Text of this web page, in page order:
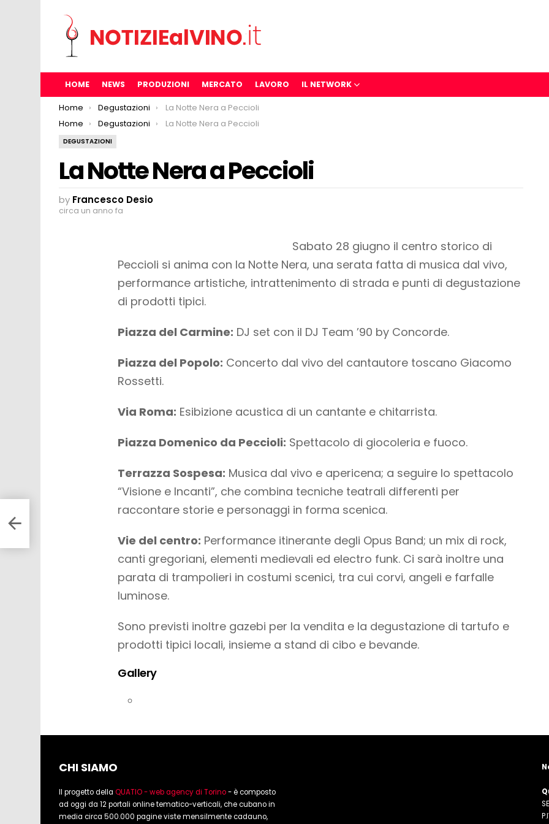
HOME NEWS PRODUZIONI MERCATO LAVORO IL NETWORK
You are here:
Home Degustazioni
La Notte Nera a Peccioli
You are here:
Home Degustazioni La Notte Nera a Peccioli
DEGUSTAZIONI
La Notte Nera a Peccioli
by Francesco Desio
circa un anno fa
Sabato 28 giugno il centro storico di
Peccioli si anima con la Notte Nera, una serata fatta di musica dal vivo,
performance artistiche, intrattenimento di strada e punti di degustazione
di prodotti tipici.
Piazza del Carmine: DJ set con il DJ Team ’90 by Concorde.
Piazza del Popolo: Concerto dal vivo del cantautore toscano Giacomo
Rossetti.
Via Roma: Esibizione acustica di un cantante e chitarrista.
Piazza Domenico da Peccioli: Spettacolo di giocoleria e fuoco.
Terrazza Sospesa: Musica dal vivo e apericena; a seguire lo spettacolo
“Visione e Incanti”, che combina tecniche teatrali differenti per
raccontare storie e personaggi in forma scenica.
Vie del centro: Performance itinerante degli Opus Band; un mix di rock,
canti gregoriani, elementi medievali ed electro funk. Ci sarà inoltre una
parata di trampolieri in costumi scenici, tra cui corvi, angeli e farfalle
luminose.
Sono previsti inoltre gazebi per la vendita e la degustazione di tartufo e
prodotti tipici locali, insieme a stand di cibo e bevande.
Gallery
CHI SIAMO
Il progetto della QUATIO - web agency di Torino- è composto
ad oggi da 12 portali online tematico-verticali, che cubano in
media circa 500.000 pagine viste mensilmente cadauno,